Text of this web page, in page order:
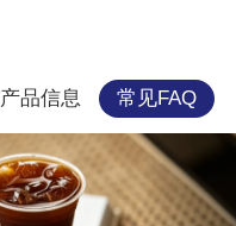
产品信息 常见FAQ